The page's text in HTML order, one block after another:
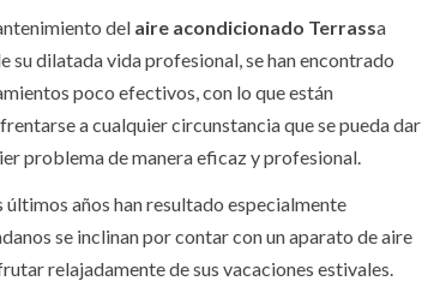
del aire acondicionado Terrassa
su dilatada vida profesional, se han encontrado
poco efectivos, con lo que están
a cualquier circunstancia que se pueda dar
problema de manera eficaz y profesional.
últimos años han resultado especialmente
se inclinan por contar con un aparato de aire
relajadamente de sus vacaciones estivales.